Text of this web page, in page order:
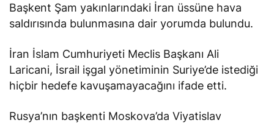
Başkent Şam yakınlarındaki İran üssüne hava
saldırısında bulunmasına dair yorumda bulundu.
İran İslam Cumhuriyeti Meclis Başkanı Ali
Laricani, İsrail işgal yönetiminin Suriye’de istediği
hiçbir hedefe kavuşamayacağını ifade etti.
Rusya’nın başkenti Moskova’da Viyatislav